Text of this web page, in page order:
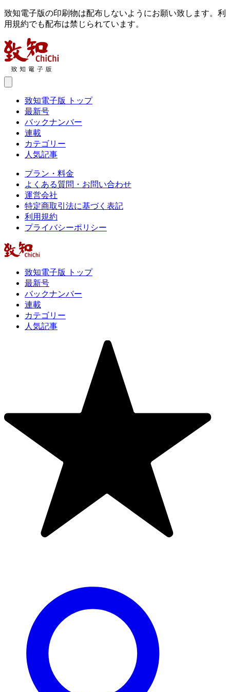
致知電子版の印刷物は配布しないようにお願い致します。利
用規約でも配布は禁じられています。
致知電子版 トップ
最新号
バックナンバー
連載
カテゴリー
人気記事
プラン・料金
よくある質問・お問い合わせ
運営会社
特定商取引法に基づく表記
利用規約
プライバシーポリシー
致知電子版 トップ
最新号
バックナンバー
連載
カテゴリー
人気記事